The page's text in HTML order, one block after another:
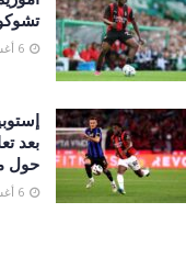
بعد
حول